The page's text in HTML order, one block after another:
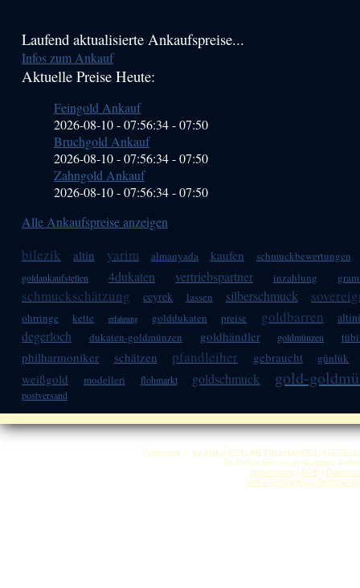
Haupt-
Sidebar
Laufend aktualisierte Ankaufspreise...
Infos zum Ankauf
Aktuelle Preise Heute:
Feingold Ankauf
2026-08-10 - 07:56:34-07:50
Bruchgold Ankauf
2026-08-10 - 07:56:34-07:50
Zahngold Ankauf
2026-08-10 - 07:56:34-07:50
Alle Ankaufspreise anzeigen
bilezik altin yarim almanyada kaufen schmuckbewertungen
goldankaufstellen 4dukaten vertriebspartner inzahlung
schmuckschätzung ceyrek lassen silberschmuck
ohrringe kette erfahrung golddukaten preise goldbarren altini
degerloch dukaten-goldmünzen goldhändler goldmünzen
philharmoniker schätzen pfandleiher gebraucht günlük
weißgold modelleri flohmarkt goldschmuck gold-
postversand
Copyright © by ANKA
So finden Sie uns in Stuttgart:
Impressum| AGB|
Anka Goldankauf Stuttgart